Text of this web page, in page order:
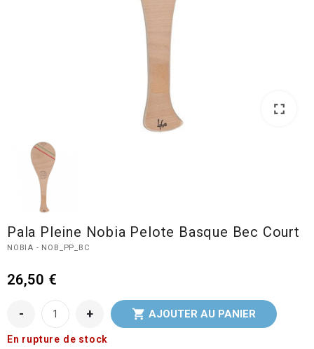
fullscreen
Pala Pleine Nobia Pelote Basque Bec Court
NOBIA - NOB_PP_BC
26,50 €
- +  AJOUTER AU PANIER
En rupture de stock